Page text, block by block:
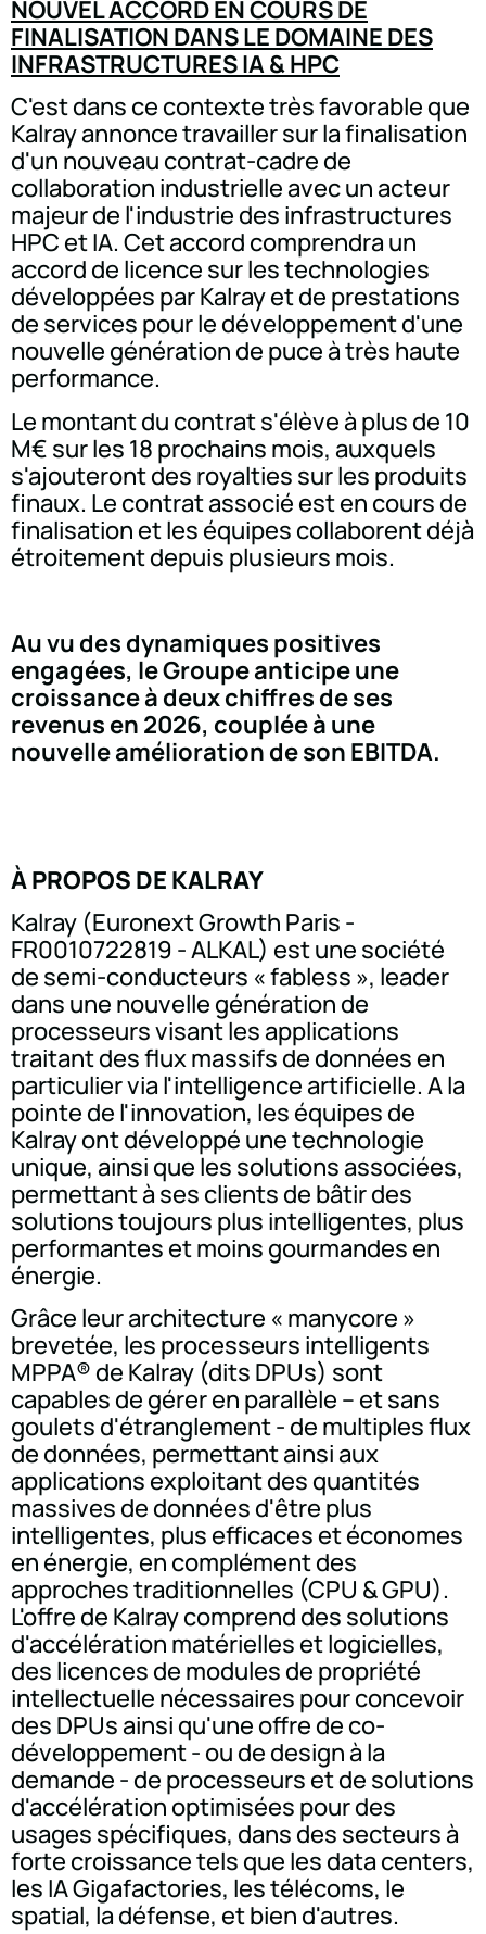
NOUVEL ACCORD EN COURS DE
FINALISATION DANS LE DOMAINE DES
INFRASTRUCTURES IA & HPC
C'est dans ce contexte très favorable que
Kalray annonce travailler sur la finalisation
d'un nouveau contrat-cadre de
collaboration industrielle avec un acteur
majeur de l'industrie des infrastructures
HPC et IA. Cet accord comprendra un
accord de licence sur les technologies
développées par Kalray et de prestations
de services pour le développement d'une
nouvelle génération de puce à très haute
performance.
Le montant du contrat s'élève à plus de 10
M€ sur les 18 prochains mois, auxquels
s'ajouteront des royalties sur les produits
finaux. Le contrat associé est en cours de
finalisation et les équipes collaborent déjà
étroitement depuis plusieurs mois.
Au vu des dynamiques positives
engagées, le Groupe anticipe une
croissance à deux chiffres de ses
revenus en 2026, couplée à une
nouvelle amélioration de son EBITDA.
À PROPOS DE KALRAY
Kalray (Euronext Growth Paris -
FR0010722819 - ALKAL) est une société
de semi-conducteurs « fabless », leader
dans une nouvelle génération de
processeurs visant les applications
traitant des flux massifs de données en
particulier via l'intelligence artificielle. A la
pointe de l'innovation, les équipes de
Kalray ont développé une technologie
unique, ainsi que les solutions associées,
permettant à ses clients de bâtir des
solutions toujours plus intelligentes, plus
performantes et moins gourmandes en
énergie.
Grâce leur architecture « manycore »
brevetée, les processeurs intelligents
MPPA® de Kalray (dits DPUs) sont
capables de gérer en parallèle – et sans
goulets d'étranglement - de multiples flux
de données, permettant ainsi aux
applications exploitant des quantités
massives de données d'être plus
intelligentes, plus efficaces et économes
en énergie, en complément des
approches traditionnelles (CPU & GPU).
L'offre de Kalray comprend des solutions
d'accélération matérielles et logicielles,
des licences de modules de propriété
intellectuelle nécessaires pour concevoir
des DPUs ainsi qu'une offre de co-
développement - ou de design à la
demande - de processeurs et de solutions
d'accélération optimisées pour des
usages spécifiques, dans des secteurs à
forte croissance tels que les data centers,
les IA Gigafactories, les télécoms, le
spatial, la défense, et bien d'autres.